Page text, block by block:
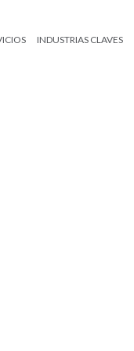
INDUSTRIAS CLAVES